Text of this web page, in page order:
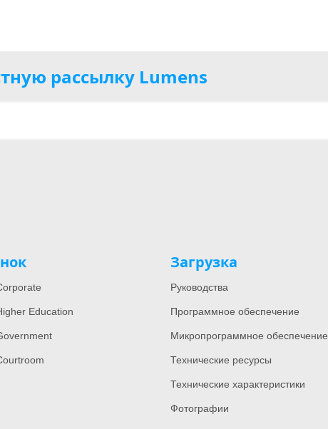
рассылку Lumens
Education
Загрузка
Руководства
Программное обеспечение
Микропрограммное обеспечение
Технические ресурсы
Технические характеристики
Фотографии